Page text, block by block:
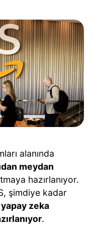
alanında
meydan
hazırlanıyor.
şimdiye kadar
yapay zeka
.